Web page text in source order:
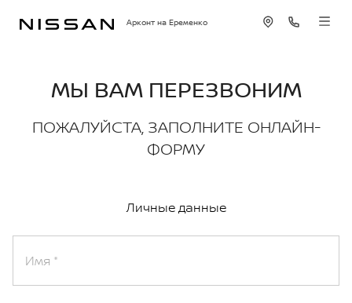
Арконт на Еременко
МЫ ВАМ ПЕРЕЗВОНИМ
ПОЖАЛУЙСТА, ЗАПОЛНИТЕ ОНЛАЙН-
ФОРМУ
Личные данные
Имя